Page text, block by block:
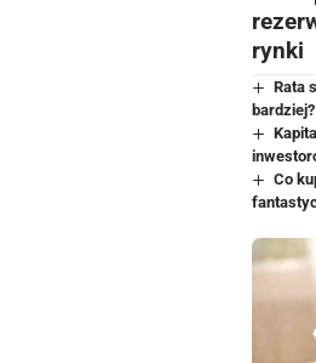
rynki
Rata
bardziej?
Co